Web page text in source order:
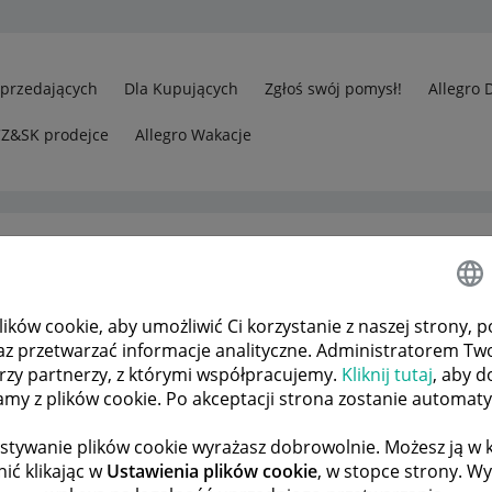
cookie, aby umożliwić Ci korzystanie z naszej strony,
przetwarzać informacje analityczne. Administratorem
partnerzy, z którymi współpracujemy. Kliknij tutaj, aby
z plików cookie. Po akceptacji strona zostanie
plików cookie wyrażasz dobrowolnie. Możesz ją w
klikając wUstawienia plików cookie, w stopce strony.
Dla Kupujących Zgłoś swój pomysł! Allegro
prodejce Allegro Wakacje
Chronologia i kwoty licytacji
POPRZEDNIA NASTĘPNA